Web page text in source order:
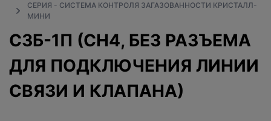
СЕРИЯ - СИСТЕМА КОНТРОЛЯ ЗАГАЗОВАННОСТИ КРИСТАЛЛ-
МИНИ
СЗБ-1П (CH4, БЕЗ РАЗЪЕМА
ДЛЯ ПОДКЛЮЧЕНИЯ ЛИНИИ
СВЯЗИ И КЛАПАНА)